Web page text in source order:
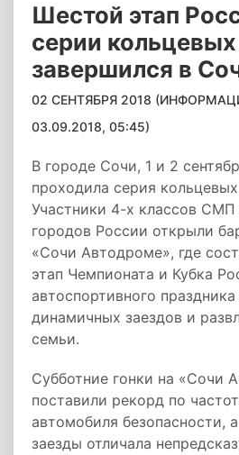
Шестой этап
серии кольцевых
завершился в
02 СЕНТЯБРЯ 2018
03.09.2018, 05:45)
В городе Сочи, 1 и 2
проходила серия
Участники 4-х классов
городов России открыли
«Сочи Автодроме», где
этап Чемпионата и Кубка
автоспортивного
динамичных заездов и
семьи.
Субботние гонки на «Сочи
поставили рекорд по
автомобиля безопасности,
заезды отличала